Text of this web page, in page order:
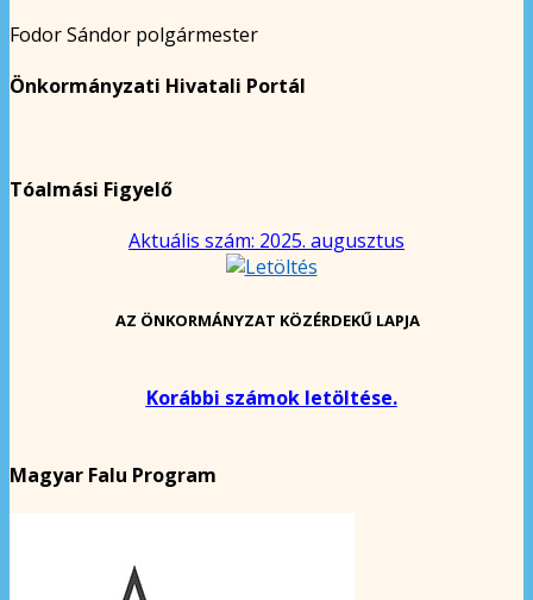
Fodor Sándor polgármester
Önkormányzati Hivatali Portál
Tóalmási Figyelő
Aktuális szám: 2025. augusztus
AZ ÖNKORMÁNYZAT KÖZÉRDEKŰ LAPJA
Korábbi számok letöltése.
Magyar Falu Program